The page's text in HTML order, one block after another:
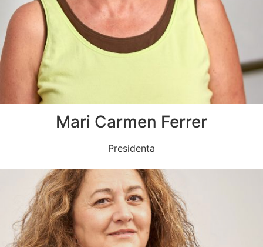
Mari Carmen Ferrer
Presidenta